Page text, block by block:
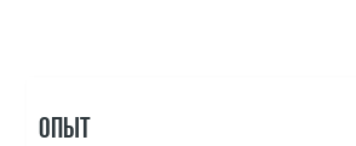
ОПЫТ